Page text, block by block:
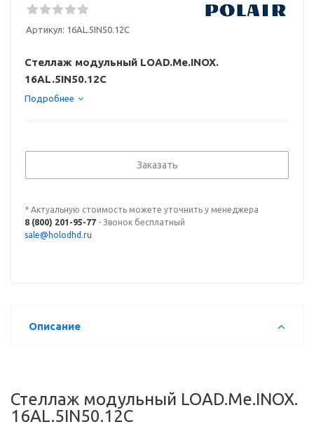
Артикул: 16AL.5IN50.12C
Стеллаж модульный LOAD.Me.INOX.
16AL.5IN50.12C
Подробнее
Заказать
* Актуальную стоимость можете уточнить у менеджера
8 (800) 201-95-77 - Звонок бесплатный
sale@holodhd.ru
Описание
Стеллаж модульный LOAD.Me.INOX.
16AL.5IN50.12C